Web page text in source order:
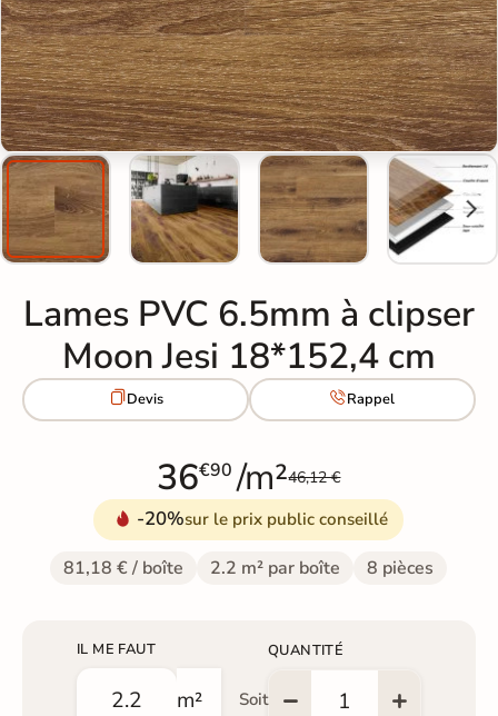
Lames PVC 6.5mm à clipser
Moon Jesi 18*152,4 cm
Devis Rappel
36€90 /m²46,12 €
-20%sur le prix public conseillé
81,18 € / boîte 2.2 m² par boîte 8 pièces
IL ME FAUT
m² Soit
QUANTITÉ